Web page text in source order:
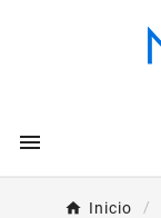

Inicio